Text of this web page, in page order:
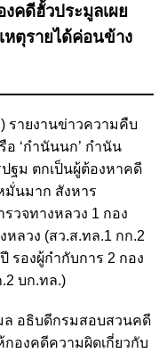
คดีฮั้วประมูลเผย
หตุรายได้ค่อนข้าง
) รายงานข่าวความคืบ
‘กำนันนก’ กำนัน
ฐม ตกเป็นผู้ต้องหาคดี
มั่นมาก สังหาร
วจทางหลวง 1 กอง
หลวง (สว.ส.ทล.1 กก.2
รองผู้กำกับการ 2 กอง
บก.ทล.)
ล อธิบดีกรมสอบสวนคดี
กองคดีความผิดเกี่ยวกับ